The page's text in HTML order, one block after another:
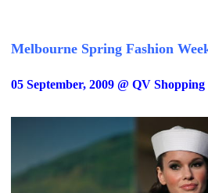
Melbourne Spring Fashion
05 September, 2009 @ QV